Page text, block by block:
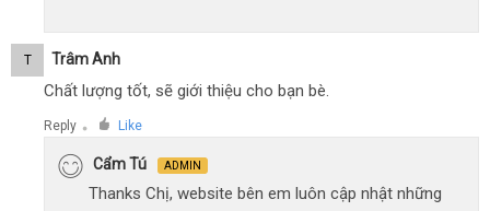
T Trâm Anh
Chất lượng tốt, sẽ giới thiệu cho bạn bè.
Reply ● Like
Cẩm Tú ADMIN
Thanks Chị, website bên em luôn cập nhật những